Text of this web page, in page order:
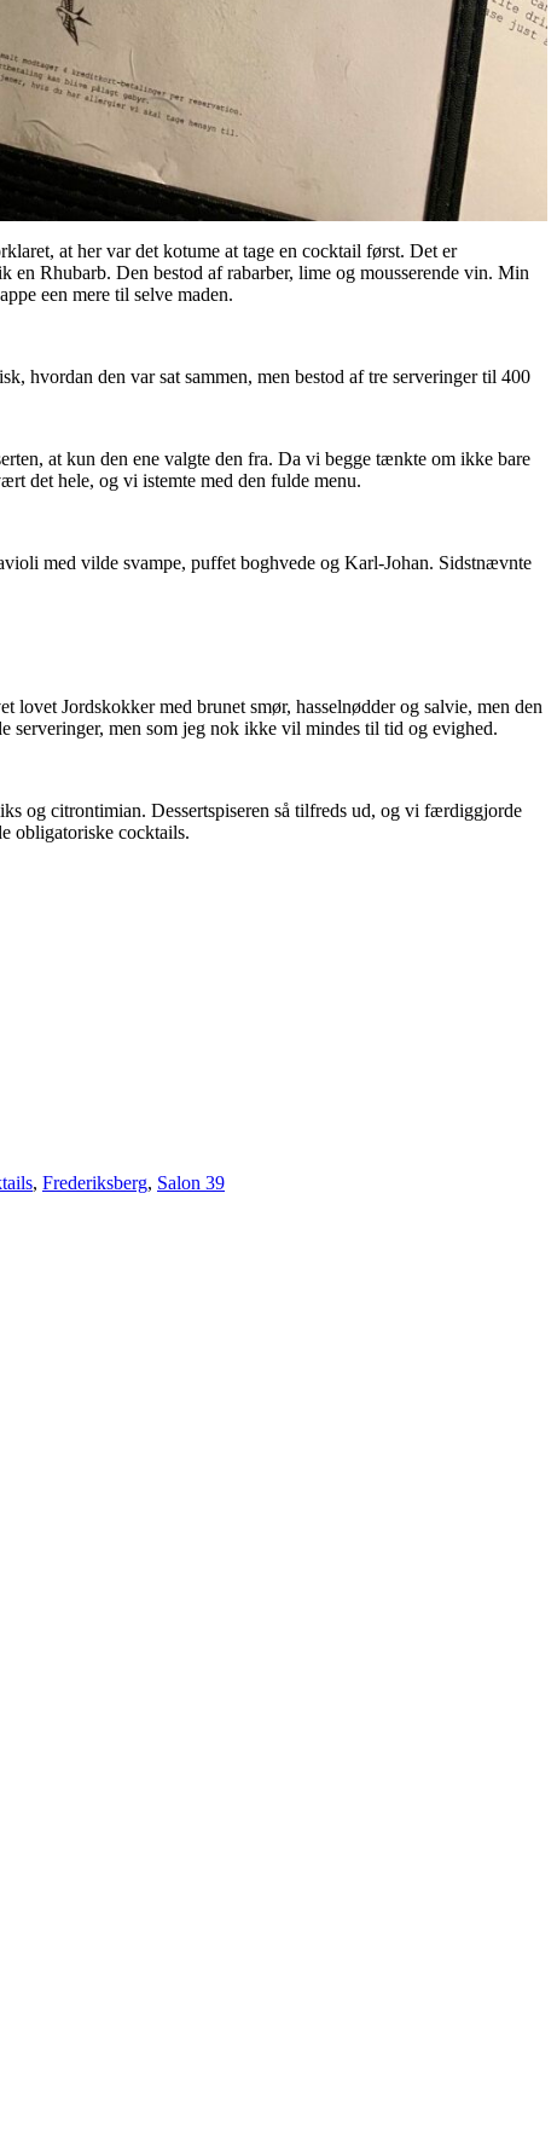
at her var det kotume at tage en cocktail først. Det er
Rhubarb. Den bestod af rabarber, lime og mousserende vin. Min
een mere til selve maden.
hvordan den var sat sammen, men bestod af tre serveringer til 400
at kun den ene valgte den fra. Da vi begge tænkte om ikke bare
det hele, og vi istemte med den fulde menu.
med vilde svampe, puffet boghvede og Karl-Johan. Sidstnævnte
Jordskokker med brunet smør, hasselnødder og salvie, men den
serveringer, men som jeg nok ikke vil mindes til tid og evighed.
og citrontimian. Dessertspiseren så tilfreds ud, og vi færdiggjorde
obligatoriske cocktails.
, Frederiksberg, Salon 39